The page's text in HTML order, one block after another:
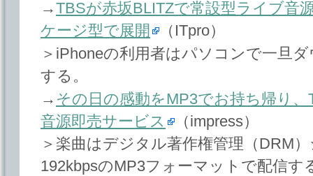
→TBSが赤坂BLITZで常設型ライブ音
ケージ型で展開
（ITpro）
＞iPhoneの利用者はパソコンで一旦
する。
→ その日の感動をMP3でお持ち帰り
音源即売サービス
（impress）
＞楽曲はデジタル著作権管理（DRM
192kbpsのMP3フォーマットで配信す